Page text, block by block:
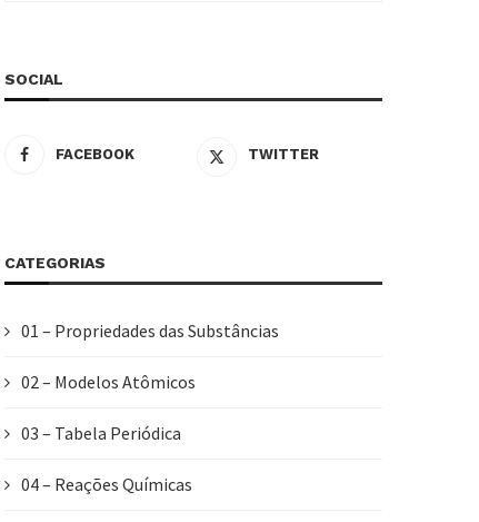
SOCIAL
FACEBOOK TWITTER
CATEGORIAS
01 – Propriedades das Substâncias
02 – Modelos Atômicos
03 – Tabela Periódica
04 – Reações Químicas